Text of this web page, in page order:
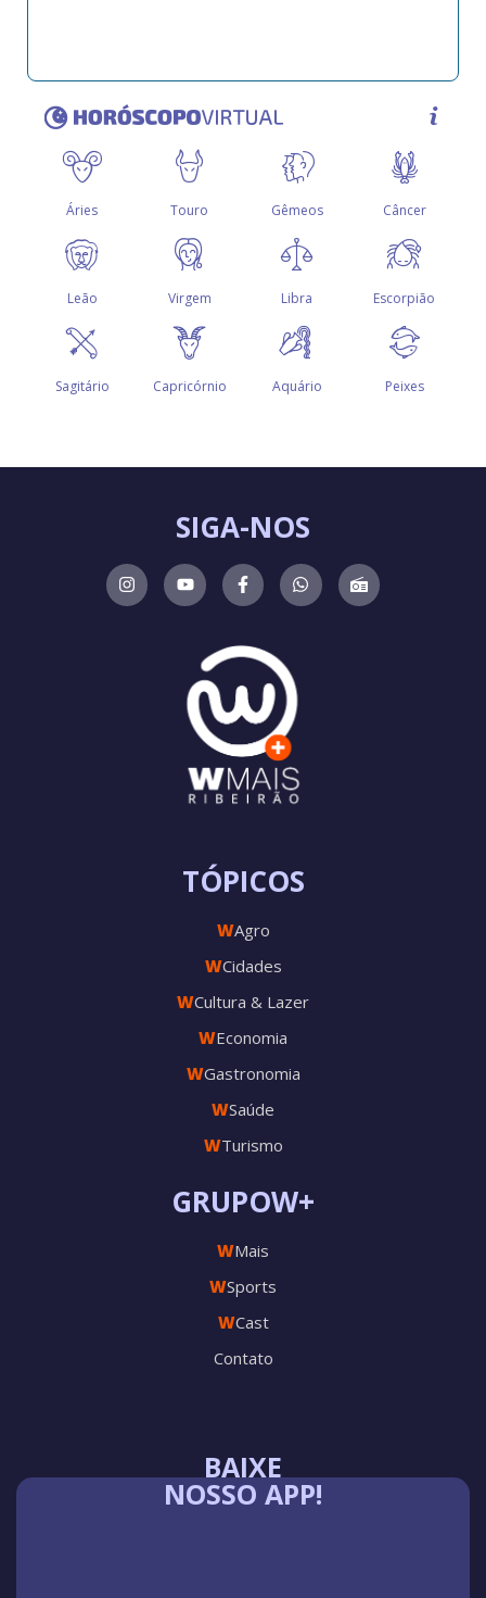
BAIXE
NOSSO APP!
GRUPOW+
WMais
WSports
WCast
Contato
TÓPICOS
WAgro
WCidades
WCultura & Lazer
WEconomia
WGastronomia
WSaúde
WTurismo
SIGA-NOS